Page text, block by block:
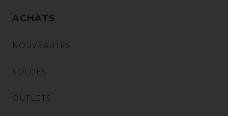
ACHATS
NOUVEAUTÉS
SOLDES
OUTLETS